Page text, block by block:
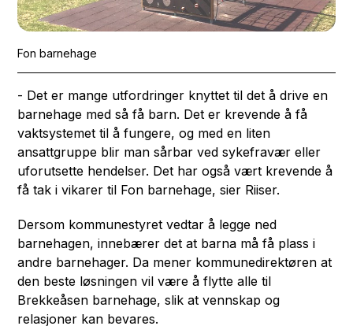
Fon barnehage
- Det er mange utfordringer knyttet til det å drive en
barnehage med så få barn. Det er krevende å få
vaktsystemet til å fungere, og med en liten
ansattgruppe blir man sårbar ved sykefravær eller
uforutsette hendelser. Det har også vært krevende å
få tak i vikarer til Fon barnehage, sier Riiser.
Dersom kommunestyret vedtar å legge ned
barnehagen, innebærer det at barna må få plass i
andre barnehager. Da mener kommunedirektøren at
den beste løsningen vil være å flytte alle til
Brekkeåsen barnehage, slik at vennskap og
relasjoner kan bevares.